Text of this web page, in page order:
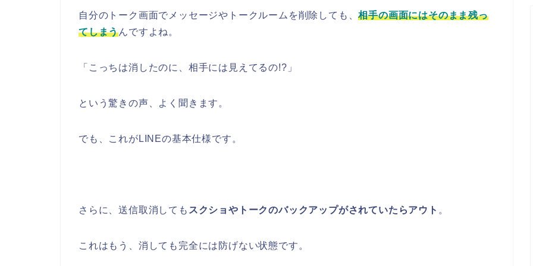
自分のトーク画面でメッセージやトークルームを削除しても、相手の画面にはそのまま残っ
てしまうんですよね。
「こっちは消したのに、相手には見えてるの!?」
という驚きの声、よく聞きます。
でも、これがLINEの基本仕様です。
さらに、送信取消しても スクショやトークのバックアップがされていたらアウト 。
これはもう、消しても完全には防げない状態です。